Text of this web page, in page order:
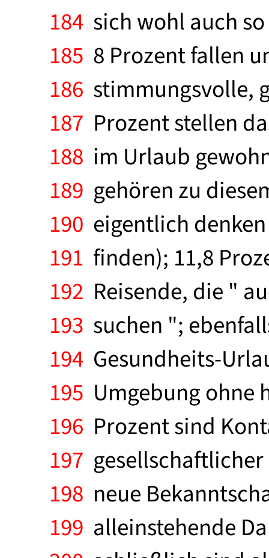
184 sich wohl auch
185 8 Prozent fallen
186 stimmungsvolle,
187 Prozent stellen
188 im Urlaub
189 gehören zu
190 eigentlich
191 finden); 11,8
192 Reisende, die "
193 suchen ";
194 Gesundheits-
195 Umgebung ohne
196 Prozent sind
197
198 neue
199 alleinstehende